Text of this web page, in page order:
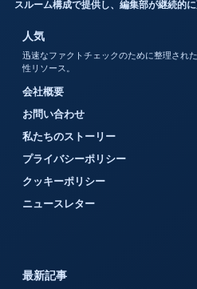
スルーム構成で提供し、編集部が継続的に
人気
迅速なファクトチェックのために整理され
性リソース。
会社概要
お問い合わせ
私たちのストーリー
プライバシーポリシー
クッキーポリシー
ニュースレター
最新記事